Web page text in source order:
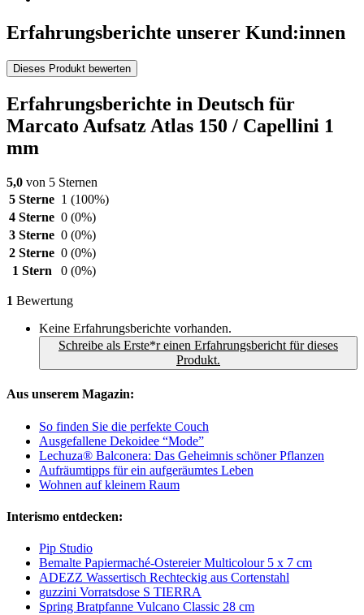
Erfahrungsberichte unserer Kund:innen
Dieses Produkt bewerten
Erfahrungsberichte in Deutsch für
Marcato Aufsatz Atlas 150 / Capellini 1
mm
5,0 von 5 Sternen
5 Sterne 1 (100%)
4 Sterne 0 (0%)
3 Sterne 0 (0%)
2 Sterne 0 (0%)
1 Stern
0 (0%)
1 Bewertung
Keine Erfahrungsberichte vorhanden.
Schreibe als Erste*r einen Erfahrungsbericht für dieses
Produkt.
Aus unserem Magazin:
So finden Sie die perfekte Couch
Ausgefallene Dekoidee “Mode”
Lechuza® Balconera: Das Geheimnis schöner Pflanzen
Aufräumtipps für ein aufgeräumtes Leben
Wohnen auf kleinem Raum
Interismo entdecken:
Pip Studio
Bemalte Papiermaché-Ostereier Multicolour 5 x 7 cm
ADEZZ Wassertisch Rechteckig aus Cortenstahl
guzzini Vorratsdose S TIERRA
Spring Bratpfanne Vulcano Classic 28 cm